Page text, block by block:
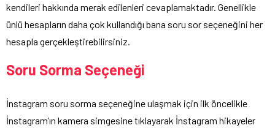
kendileri hakkında merak edilenleri cevaplamaktadır. Genellikle
ünlü hesapların daha çok kullandığı bana soru sor seçeneğini her
hesapla gerçekleştirebilirsiniz.
Soru Sorma Seçeneği
İnstagram soru sorma seçeneğine ulaşmak için ilk öncelikle
İnstagram’ın kamera simgesine tıklayarak İnstagram hikayeler